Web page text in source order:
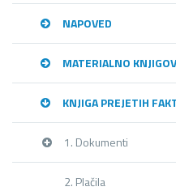
NAPOVED
MATERIALNO
KNJIGA PREJETIH
1. Dokumenti
2. Plačila